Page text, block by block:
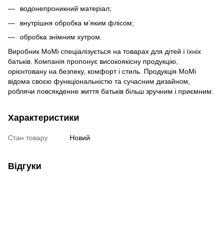
водонепроникний матеріал;
внутрішня обробка м’яким флісом;
обробка знімним хутром.
Виробник MoMi спеціалізується на товарах для дітей і їхніх
батьків. Компанія пропонує високоякісну продукцію,
орієнтовану на безпеку, комфорт і стиль. Продукція MoMi
відома своєю функціональністю та сучасним дизайном,
роблячи повсякденне життя батьків більш зручним і приємним.
Характеристики
Стан товару Новий
Відгуки